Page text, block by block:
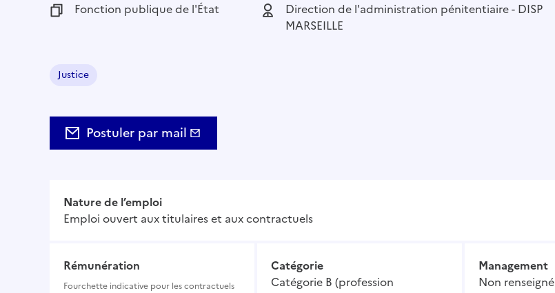
Fonction publique :
Fonction publique de l'État Employeur :
Direction de l'administration pénitentiaire - DISP
MARSEILLE
Justice
Postuler par mail
Nature de l’emploi
Emploi ouvert aux titulaires et aux contractuels
Rémunération
Fourchette indicative pour les contractuels
Catégorie
Catégorie B (profession
Management
Non renseigné